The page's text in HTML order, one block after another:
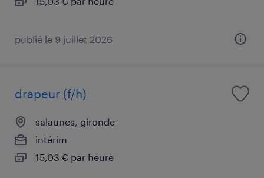
publié le 9 juillet 2026
drapeur (f/h)
salaunes, gironde
intérim
15,03 € par heure